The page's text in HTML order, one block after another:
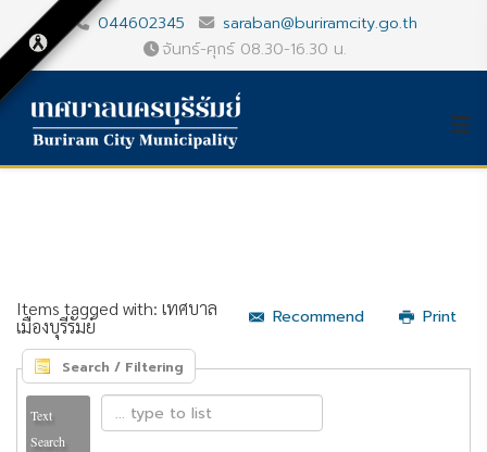
044602345
saraban@buriramcity.go.th
จันทร์-ศุกร์ 08.30-16.30 น.
Recommend Print
Items tagged with: เทศบาล
เมืองบุรีรัมย์
Search / Filtering
Text
Search